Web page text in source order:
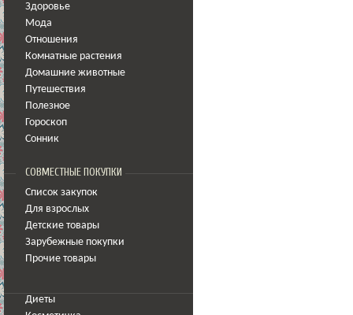
Здоровье
Мода
Отношения
Комнатные растения
Домашние животные
Путешествия
Полезное
Гороскоп
Сонник
СОВМЕСТНЫЕ ПОКУПКИ
Список закупок
Для взрослых
Детские товары
Зарубежные покупки
Прочие товары
Диеты